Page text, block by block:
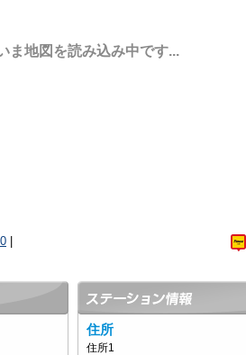
ま地図を読み込み中です...
住所
住所1